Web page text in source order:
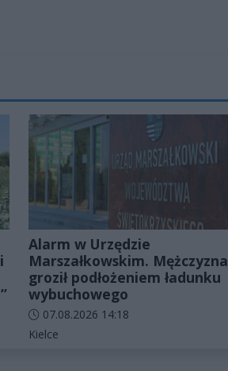
Alarm w Urzędzie
Marszałkowskim. Mężczyzna
groził podłożeniem ładunku
wybuchowego
Data dodania artykułu:
07.08.2026 14:18
Kategorie artykułu:
Kielce